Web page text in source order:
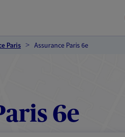
Paris Assurance Paris 6e
6e